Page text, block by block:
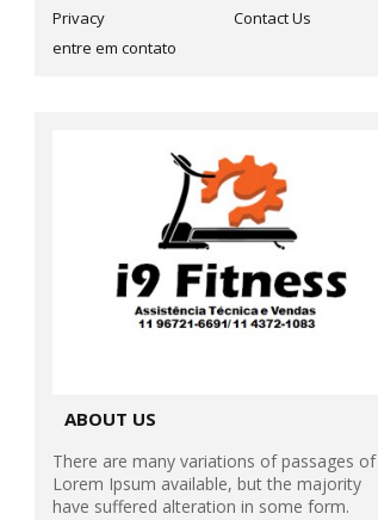
Privacy
Contact Us
entre em contato
ABOUT US
There are many variations of passages of
Lorem Ipsum available, but the majority
have suffered alteration in some form.